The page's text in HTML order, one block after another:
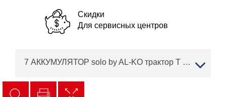
Скидки
Для сервисных центров
7 АККУМУЛЯТОР solo by AL-KO трактор T 23-125.6 HD V2 Артикул: 127363 с 10/2016 по 03/2018 года